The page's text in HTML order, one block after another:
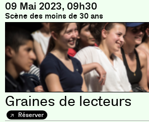
09 Mai 2023, 09h30
Scène des moins de 30 ans
Graines de lecteurs
Réserver